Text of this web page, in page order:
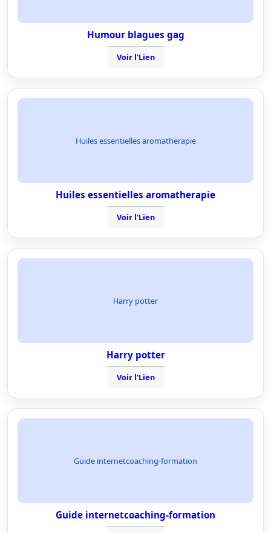
Humour blagues gag
Voir l'Lien
Huiles essentielles aromatherapie
Huiles essentielles aromatherapie
Voir l'Lien
Harry potter
Harry potter
Voir l'Lien
Guide internetcoaching-formation
Guide internetcoaching-formation